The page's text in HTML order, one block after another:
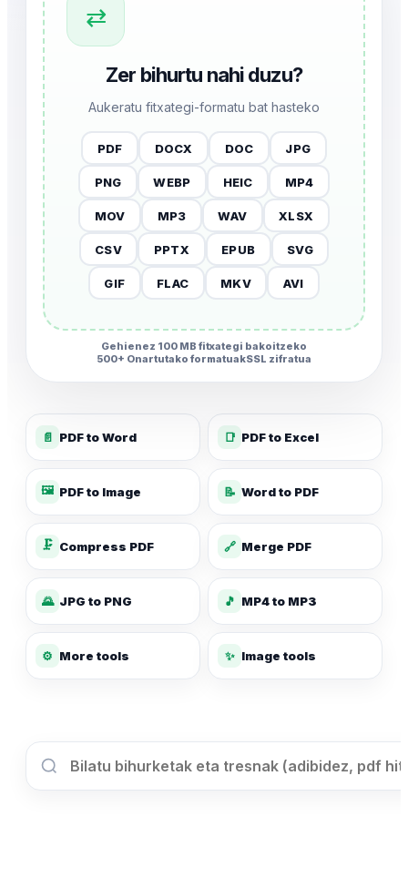
⇄
Zer bihurtu nahi duzu?
Aukeratu fitxategi-formatu bat hasteko
PDF DOCX DOC JPG
PNG WEBP HEIC MP4
MOV MP3 WAV XLSX
CSV PPTX EPUB SVG
GIF FLAC MKV AVI
Gehienez 100 MB fitxategi bakoitzeko
500+ Onartutako formatuakSSL zifratua
📄 PDF to Word 📑 PDF to Excel
🖼️ PDF to Image 📝 Word to PDF
🗜️ Compress PDF 🔗 Merge PDF
🌄 JPG to PNG 🎵 MP4 to MP3
⚙️ More tools ✨ Image tools